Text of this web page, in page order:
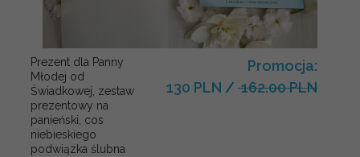
Prezent dla Panny
Młodej od
Świadkowej, zestaw
prezentowy na
panieński, cos
niebieskiego
podwiązka ślubna
Promocja:
130 PLN / 162.00 PLN